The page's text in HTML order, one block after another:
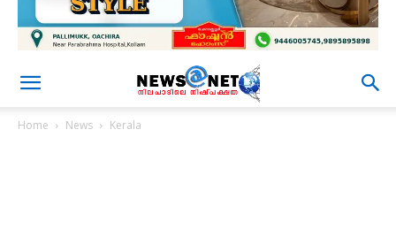
Home News Kerala